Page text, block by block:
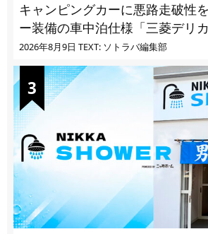
キャンピングカーに悪路走破性
ー装備の車中泊仕様「三菱デリ
2026年8月9日 TEXT: ソトラバ編集部